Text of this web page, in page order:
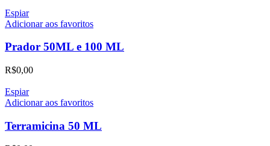
Espiar
Adicionar aos favoritos
Prador 50ML e 100 ML
R$0,00
Espiar
Adicionar aos favoritos
Terramicina 50 ML